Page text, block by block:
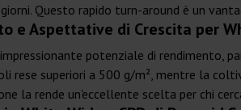
Questo rapido turn-around è un
e Aspettative di Crescita per
potenziale di
rese superiori a 500 g/m², mentre la
la rende un'eccellente scelta per chi